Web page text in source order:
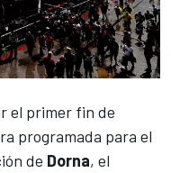
el primer fin de
programada para el
de Dorna, el